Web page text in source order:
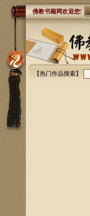
佛教书籍网欢迎您!
【热门作品搜索】